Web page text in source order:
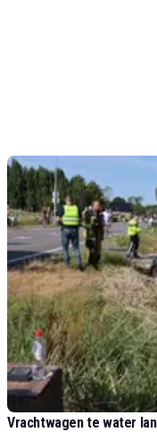
Vrachtwagen te water